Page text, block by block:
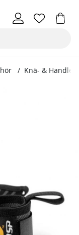
Knä- &